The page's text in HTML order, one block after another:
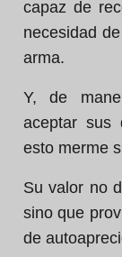
capaz de
necesidad
arma.
Y, de
aceptar sus
esto merme
Su valor no
sino que
de